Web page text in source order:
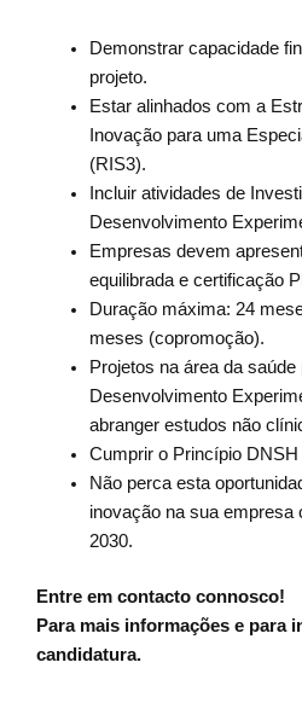
Demonstrar capacidade
projeto.
Estar alinhados com a
Inovação para uma
(RIS3).
Incluir atividades de
Desenvolvimento
Empresas devem
equilibrada e certificação
Duração máxima: 24
meses (copromoção).
Projetos na área da
Desenvolvimento
abranger estudos não
Cumprir o Princípio DNSH
Não perca esta
inovação na sua empresa
2030.
Entre em contacto connosco!
Para mais informações e para
candidatura.